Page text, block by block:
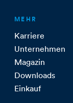
MEHR
Karriere
Unternehmen
Magazin
Downloads
Einkauf